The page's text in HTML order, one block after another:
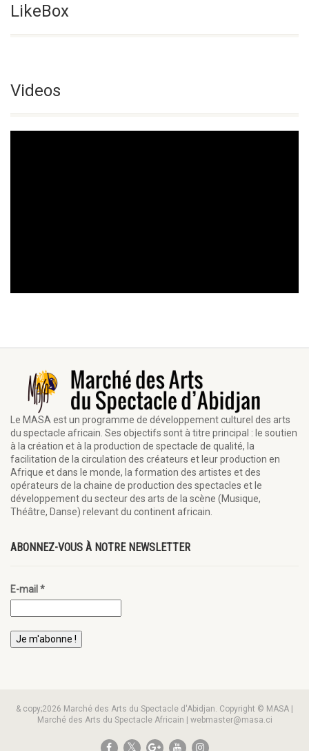
LikeBox
Videos
Le MASA est un programme de développement culturel des arts
du spectacle africain. Ses objectifs sont à titre principal : le soutien
à la création et à la production de spectacle de qualité, la
facilitation de la circulation des créateurs et leur production en
Afrique et dans le monde, la formation des artistes et des
opérateurs de la chaine de production des spectacles et le
développement du secteur des arts de la scène (Musique,
Théâtre, Danse) relevant du continent africain.
ABONNEZ-VOUS À NOTRE NEWSLETTER
E-mail*
& copy;2026 Marché des Arts du Spectacle d'Abidjan. Copyright © MASA |
Marché des Arts du Spectacle Africain | webmaster@masa.ci